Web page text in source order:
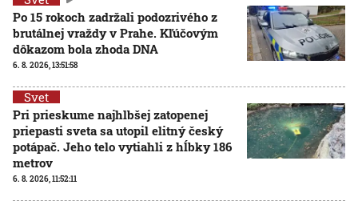
Po 15 rokoch zadržali podozrivého z
brutálnej vraždy v Prahe. Kľúčovým
dôkazom bola zhoda DNA
6. 8. 2026, 13:51:58
Svet
Pri prieskume najhlbšej zatopenej
priepasti sveta sa utopil elitný český
potápač. Jeho telo vytiahli z hĺbky 186
metrov
6. 8. 2026, 11:52:11